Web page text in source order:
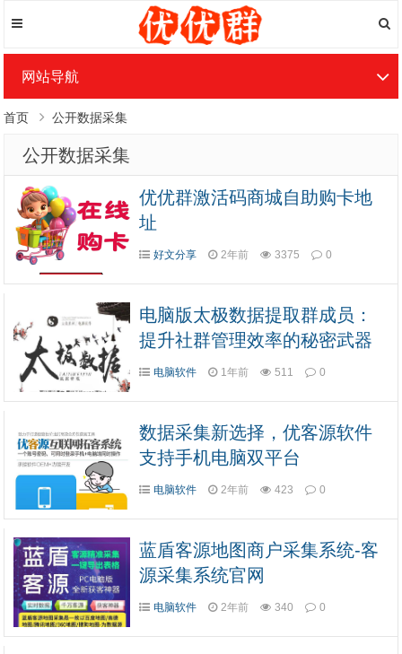
网站导航
首页 公开数据采集
公开数据采集
优优群激活码商城自助购卡地
址
好文分享 2年前 3375 0
电脑版太极数据提取群成员：
提升社群管理效率的秘密武器
电脑软件 1年前 511 0
数据采集新选择，优客源软件
支持手机电脑双平台
电脑软件 2年前 423 0
蓝盾客源地图商户采集系统-客
源采集系统官网
电脑软件 2年前 340 0